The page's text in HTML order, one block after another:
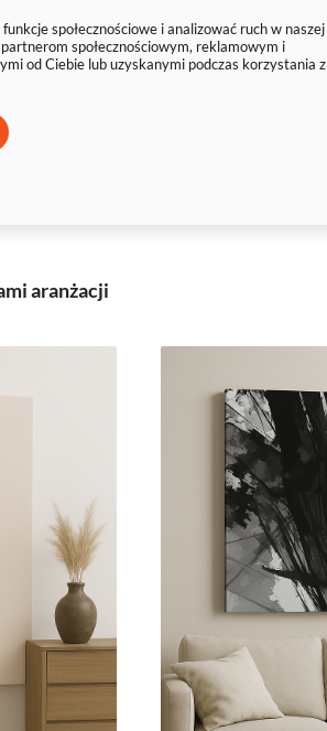
aranżacji
społecznościowe i analizować ruch w naszej
społecznościowym, reklamowym i
od Ciebie lub uzyskanymi podczas korzystania z